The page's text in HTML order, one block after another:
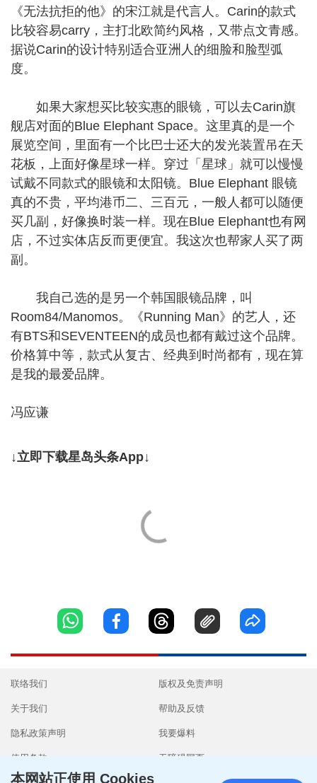
《无法抗拒的他》的宋江就是代言人。Carin的款式
比较容易carry，主打北欧简约风格，又带点文青感。
据说Carin的设计特别适合亚洲人的细脸和脸型弧
度。
如果大家想买比较实惠的眼镜，可以去Carin旗
舰店对面的Blue Elephant Space。这里真的是一个
展览空间，里面有一个比巴士还大的发光装置吊在天
花板，上面好像星球一样。穿过「星球」就可以慢慢
试戴不同款式的眼镜和太阳镜。Blue Elephant 眼镜
真的不贵，平均港币二、三百元，一般人都可以随便
买几副，好像换时装一样。现在Blue Elephant也有网
店，不过实体店反而更便宜。我这次也帮家人买了两
副。
我自己选的是另一个韩国眼镜品牌，叫
Room84/Manomos。《Running Man》的艺人，还
有BTS和SEVENTEEN的成员也都有戴过这个品牌。
价格算中等，款式从复古、经典到时尚都有，现在算
是我的最爱品牌。
冯应谦
↓立即下载星岛头条App↓
联络我们
关于我们
隐私政策声明
使用条款
版权及免责声明
帮助及反馈
我要爆料
无障碍网页
本网站正使用 Cookies